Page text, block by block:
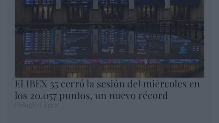
El IBEX 35 cerró la sesión del miércoles en
los 20.057 puntos, un nuevo récord